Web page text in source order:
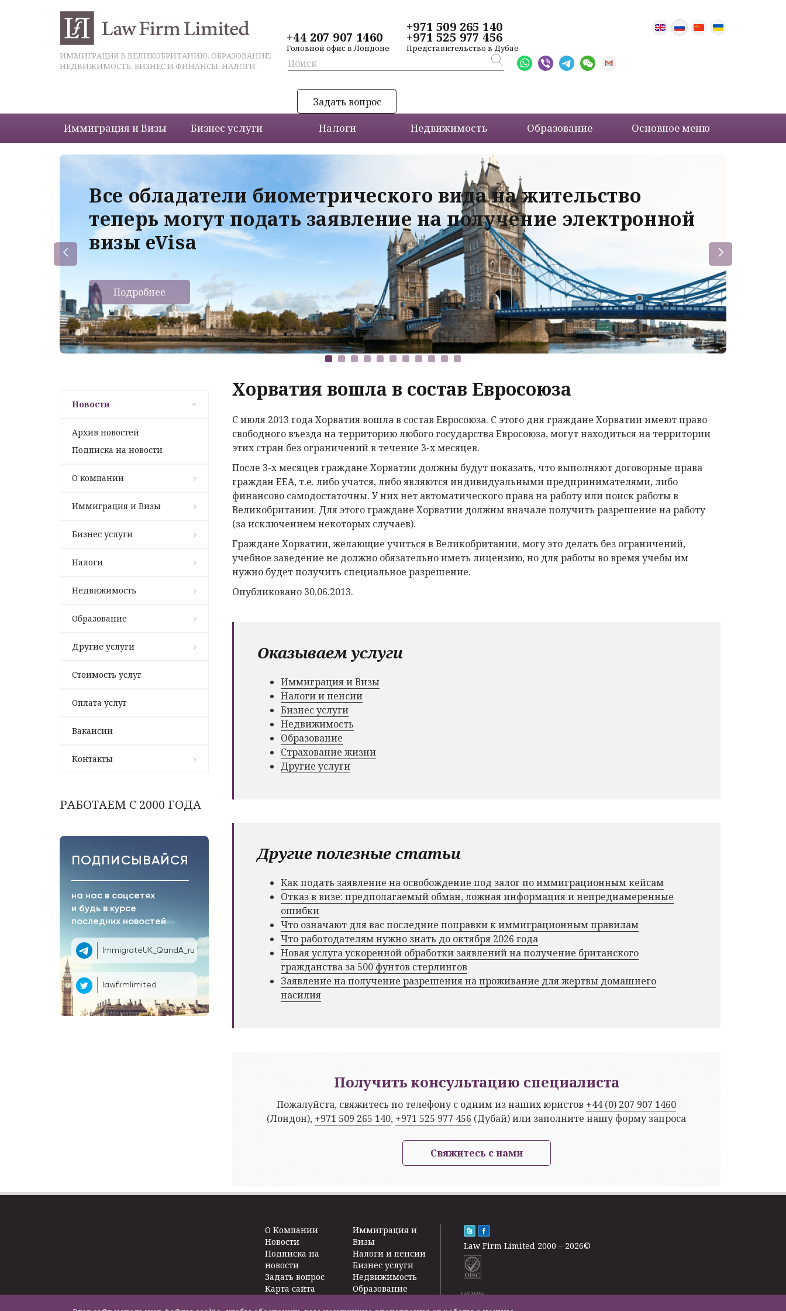
ИММИГРАЦИЯ В ВЕЛИКОБРИТАНИЮ, ОБРАЗОВАНИЕ,
НЕДВИЖИМОСТЬ, БИЗНЕС И ФИНАНСЫ, НАЛОГИ
+44 207 907 1460
Головной офис в Лондоне
+971 509 265 140
+971 525 977 456
Представительство в Дубае
Задать вопрос
Иммиграция и Визы Бизнес услуги Налоги Недвижимость Образование Основное меню
Все обладатели биометрического вида на жительство
теперь могут подать заявление на получение электронной
визы eVisa
Подробнее
Новости
Архив новостей
Подписка на новости
О компании
Иммиграция и Визы
Бизнес услуги
Налоги
Недвижимость
Образование
Другие услуги
Стоимость услуг
Оплата услуг
Вакансии
Контакты
РАБОТАЕМ С 2000 ГОДА
ПОДПИСЫВАЙСЯ
на нас в соцсетях
и будь в курсе
последних новостей
ImmigrateUK_QandA_ru
lawfirmlimited
Хорватия вошла в состав Евросоюза
С июля 2013 года Хорватия вошла в состав Евросоюза. С этого дня граждане Хорватии имеют право
свободного въезда на территорию любого государства Евросоюза, могут находиться на территории
этих стран без ограничений в течение 3-х месяцев.
После 3-х месяцев граждане Хорватии должны будут показать, что выполняют договорные права
граждан ЕЕА, т.е. либо учатся, либо являются индивидуальными предпринимателями, либо
финансово самодостаточны. У них нет автоматического права на работу или поиск работы в
Великобритании. Для этого граждане Хорватии должны вначале получить разрешение на работу
(за исключением некоторых случаев).
Граждане Хорватии, желающие учиться в Великобритании, могу это делать без ограничений,
учебное заведение не должно обязательно иметь лицензию, но для работы во время учебы им
нужно будет получить специальное разрешение.
Опубликовано 30.06.2013.
Оказываем услуги
Иммиграция и Визы
Налоги и пенсии
Бизнес услуги
Недвижимость
Образование
Страхование жизни
Другие услуги
Другие полезные статьи
Как подать заявление на освобождение под залог по иммиграционным кейсам
Отказ в визе: предполагаемый обман, ложная информация и непреднамеренные
ошибки
Что означают для вас последние поправки к иммиграционным правилам
Что работодателям нужно знать до октября 2026 года
Новая услуга ускоренной обработки заявлений на получение британского
гражданства за 500 фунтов стерлингов
Заявление на получение разрешения на проживание для жертвы домашнего
насилия
Получить консультацию специалиста
Пожалуйста, свяжитесь по телефону с одним из наших юристов +44 (0) 207 907 1460
(Лондон), +971 509 265 140, +971 525 977 456 (Дубай) или заполните нашу форму запроса
Свяжитесь с нами
O Kомпании
Новости
Подписка на
новости
Задать вопрос
Карта сайта
Иммиграция и
Визы
Налоги и пенсии
Бизнес услуги
Недвижимость
Образование
Law Firm Limited 2000 – 2026©
F200500002